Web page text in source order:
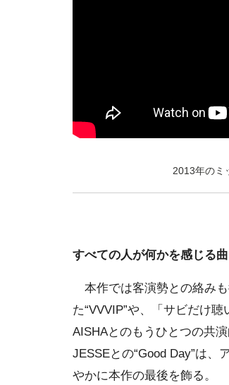
2013年のミ
すべての人が何かを感じる曲
本作では客演勢との絡み
た“VVVIP”や、「サビだけ
AISHAとのもうひとつの共
JESSEとの“Good Day”は
やかに本作の最後を飾る。